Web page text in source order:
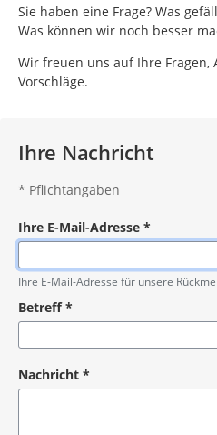
Sie haben eine Frage? Was
Was können wir noch besser
Wir freuen uns auf Ihre Fragen,
Vorschläge.
Ihre Nachricht
* Pflichtangaben
Ihre E-Mail-Adresse *
Pflichtangabe
Ihre E-Mail-Adresse für unsere
Betreff*
Nachricht *